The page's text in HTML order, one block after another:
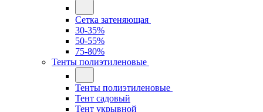
Сетка затеняющая
30-35%
50-55%
75-80%
Тенты полиэтиленовые
Тенты полиэтиленовые
Тент садовый
Тент укрывной